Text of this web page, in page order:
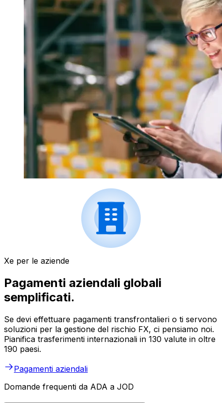
Xe per le aziende
Pagamenti aziendali globali
semplificati.
Se devi effettuare pagamenti transfrontalieri o ti servono
soluzioni per la gestione del rischio FX, ci pensiamo noi.
Pianifica trasferimenti internazionali in 130 valute in oltre
190 paesi.
Pagamenti aziendali
Domande frequenti da ADA a JOD